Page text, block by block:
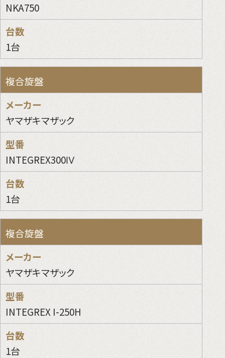
NKA750
1台
複合旋盤
ヤマザキマザック
INTEGREX300Ⅳ
1台
複合旋盤
ヤマザキマザック
INTEGREX I-250H
1台